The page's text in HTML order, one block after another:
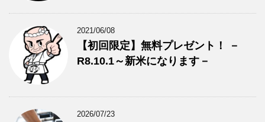
2021/06/08
【初回限定】無料プレゼント！ －
R8.10.1～新米になります－
2026/07/23